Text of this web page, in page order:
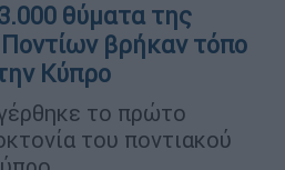
θύματα της
Ποντίων βρήκαν τόπο
Κύπρο
το πρώτο
του ποντιακού